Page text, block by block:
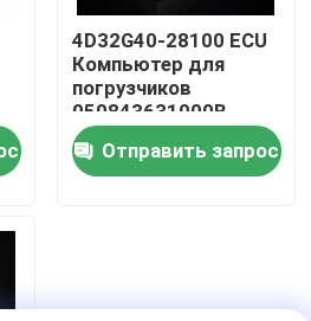
и принадлежности
4D32G40-28100 ECU
Компьютер для
погрузчиков
050843631000B
Отправить запрос